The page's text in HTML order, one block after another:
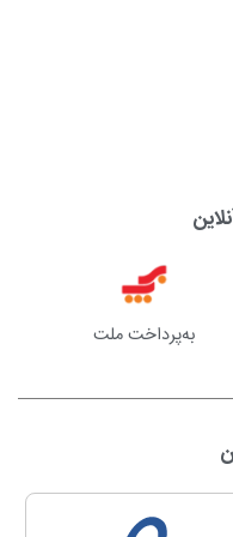
به‌پرداخت ملت